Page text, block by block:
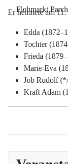
Flohmarkt
Er heiratete am
Edda
Tochter
Frieda
Marie-Eva
Job Rudolf
Kraft Adam